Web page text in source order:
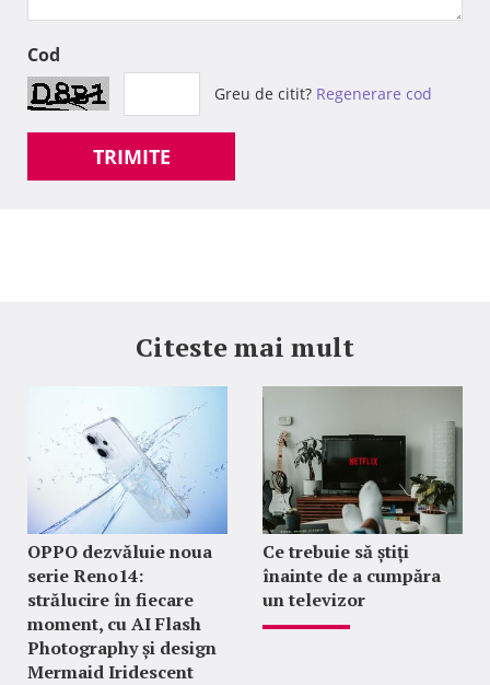
Cod
Greu de citit? Regenerare cod
TRIMITE
Citeste mai mult
OPPO dezvăluie noua
serie Reno14:
strălucire în fiecare
moment, cu AI Flash
Photography și design
Mermaid Iridescent
Ce trebuie să știți
înainte de a cumpăra
un televizor